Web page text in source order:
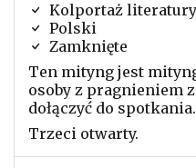
Kolportaż
Polski
Zamknięte
Ten mityng jest
osoby z pragnieniem
dołączyć do spotkania.
Trzeci otwarty.